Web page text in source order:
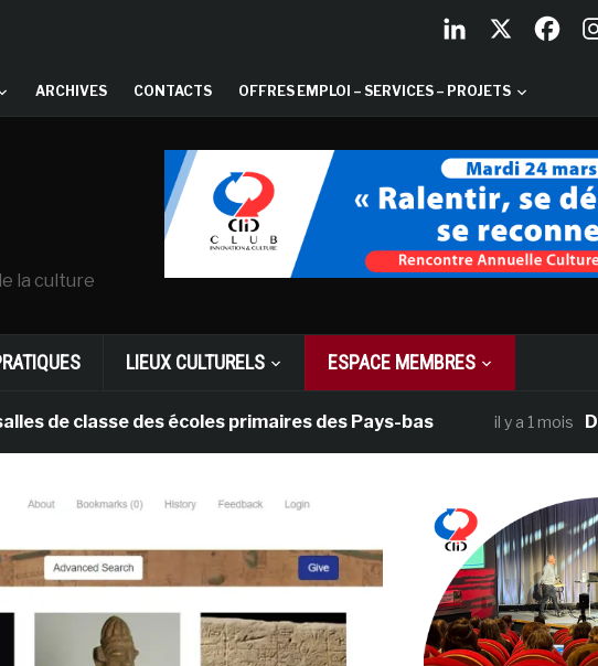
ARCHIVES CONTACTS OFFRES EMPLOI – SERVICES – PROJETS
la culture
LIEUX CULTURELS ESPACE MEMBRES
des écoles primaires des Pays-bas il y a 1 mois Dans le